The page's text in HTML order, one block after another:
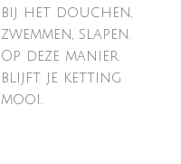
bij het douchen,
zwemmen, slapen.
Op deze manier
blijft je ketting
mooi.